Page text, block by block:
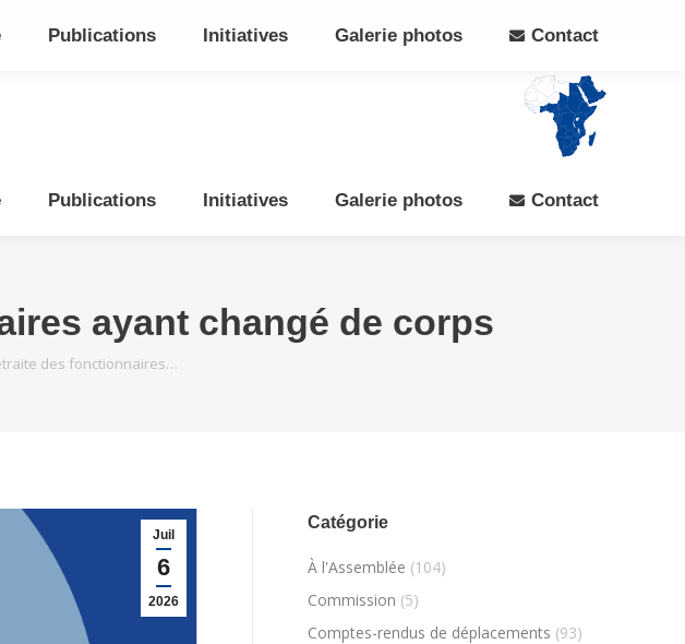
Facebook
opens
in
new
X
opens
in
new
Publications Initiatives Galerie photos Contact
ayant changé de corps
des fonctionnaires…
Juil
6
2026
Catégorie
À l'Assemblée (104)
Commission (5)
Comptes-rendus de déplacements (93)
Publications Initiatives Galerie photos Contact